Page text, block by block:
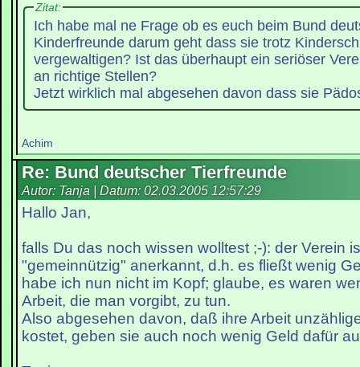
Zitat:
Ich habe mal ne Frage ob es euch beim Bund
Kinderfreunde darum geht dass sie trotz
vergewaltigen? Ist das überhaupt ein seriöser
an richtige Stellen?
Jetzt wirklich mal abgesehen davon dass sie
Achim
Re: Bund deutscher Tierfreunde
Autor: Tanja | Datum: 02.03.2005 12:57:29
Hallo Jan,
falls Du das noch wissen wolltest ;-): der Verein
"gemeinnützig" anerkannt, d.h. es fließt wenig
habe ich nun nicht im Kopf; glaube, es waren
Arbeit, die man vorgibt, zu tun.
Also abgesehen davon, daß ihre Arbeit
kostet, geben sie auch noch wenig Geld dafür